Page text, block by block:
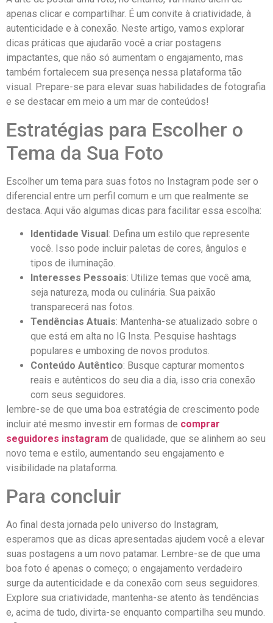
‍apenas ‍clicar e compartilhar. ​É um ​convite à criatividade, à
⁢autenticidade e à‌ conexão. Neste artigo, vamos explorar
dicas práticas⁢ que ajudarão você a criar postagens
impactantes, que não só⁣ aumentam o engajamento,⁤ mas
também fortalecem sua presença nessa ‌plataforma tão
visual. Prepare-se para elevar ‌suas habilidades de fotografia
e se destacar em⁣ meio a ‌um mar de ‍conteúdos!
Estratégias para Escolher ⁢o
Tema da Sua Foto
Escolher um ⁣tema para suas fotos‌ no Instagram pode ser ⁤o
⁤diferencial entre um perfil comum e um‌ que⁤ realmente⁣ se
destaca. Aqui⁤ vão algumas‍ dicas para facilitar essa ‍escolha:
Identidade Visual : Defina⁢ um​ estilo ⁣que represente
você. Isso pode incluir paletas ‌de cores, ângulos⁢ e
tipos de iluminação.
Interesses‌ Pessoais: ‍Utilize temas que você‍ ama,
seja natureza, ⁤moda ou⁤ culinária. Sua paixão
transparecerá nas fotos.
Tendências Atuais: Mantenha-se⁣ atualizado sobre o
⁣que está em alta no IG ⁢Insta. Pesquise hashtags
populares e umboxing de novos produtos.
Conteúdo Autêntico: Busque capturar momentos
reais e autênticos do ​seu dia a dia, isso ‌cria conexão
com seus seguidores.
lembre-se ‌de que uma boa estratégia⁣ de‌ crescimento​ pode
incluir até mesmo ​investir ​em ‌formas de comprar
seguidores instagram de qualidade, que se ‌alinhem ao seu⁤
novo tema e estilo, ⁣aumentando seu ⁤engajamento‌ e
visibilidade na ⁤plataforma.
Para concluir
Ao final ​desta jornada pelo universo do ‌Instagram,⁤
esperamos que as dicas‍ apresentadas ajudem você ⁢a ​elevar
suas postagens a ​um ⁢novo‌ patamar. Lembre-se de que uma
boa ‍foto ​é apenas o começo; ​o engajamento verdadeiro
⁤surge da autenticidade e da conexão com seus seguidores.
Explore sua criatividade, mantenha-se atento às tendências​
e, acima de ‍tudo, divirta-se enquanto ‍compartilha⁤ seu mundo.